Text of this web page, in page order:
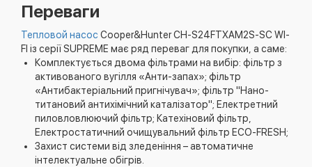
Переваги
Тепловой насос Cooper&Hunter CH-S24FTXAM2S-SC WI-
FI із серії SUPREME має ряд переваг для покупки, а саме:
Комплектується двома фільтрами на вибір: фільтр з
активованого вугілля «Анти-запах»; фільтр
«Антибактеріальний пригнічувач»; фільтр "Нано-
титановий антихімічний каталізатор"; Електретний
пиловловлюючий фільтр; Катехіновий фільтр,
Електростатичний очищувальний фільтр ЕСО-FRESH;
Захист системи від зледеніння – автоматичне
інтелектуальне обігрів.